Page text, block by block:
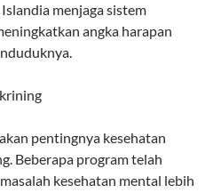
menjaga sistem
angka harapan
pentingnya kesehatan
Beberapa program telah
kesehatan mental lebih